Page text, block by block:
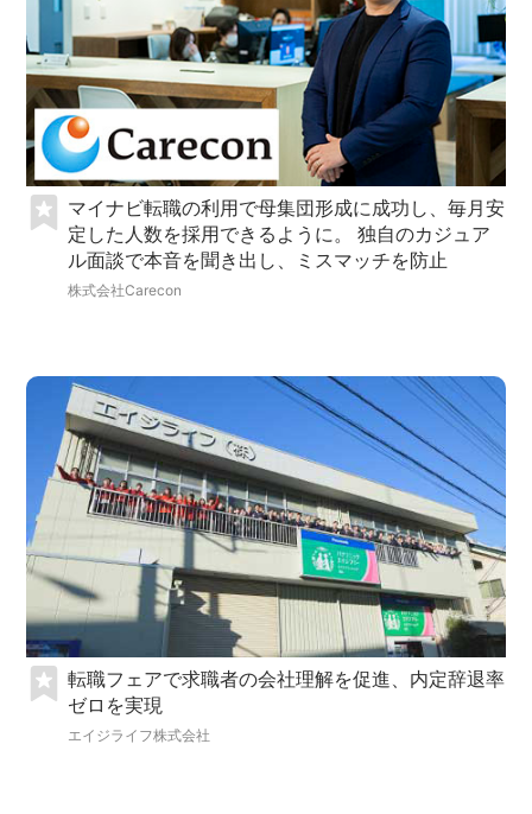
マイナビ転職の利用で母集団形成に成功し、毎月安
定した人数を採用できるように。 独自のカジュア
ル面談で本音を聞き出し、ミスマッチを防止
株式会社Carecon
転職フェアで求職者の会社理解を促進、内定辞退率
ゼロを実現
エイジライフ株式会社